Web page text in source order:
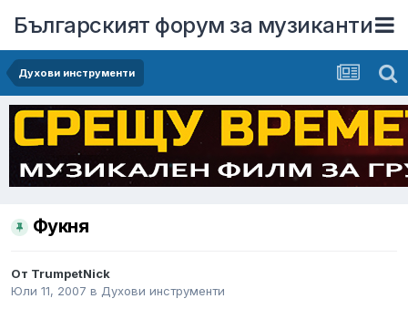
Българският форум за музиканти
Духови инструменти
Фукня
От TrumpetNick
Юли 11, 2007 в Духови инструменти